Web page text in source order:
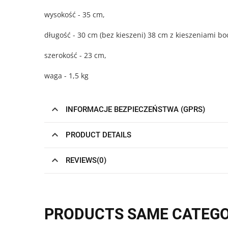
wysokość - 35 cm,
długość - 30 cm (bez kieszeni) 38 cm z kieszeniami
szerokość - 23 cm,
waga - 1,5 kg
INFORMACJE BEZPIECZEŃSTWA (GPRS)
PRODUCT DETAILS
REVIEWS(0)
PRODUCTS SAME